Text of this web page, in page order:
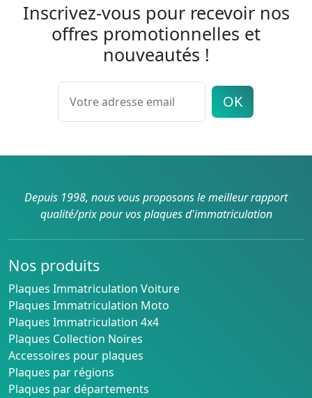
Inscrivez-vous pour recevoir nos
offres promotionnelles et
nouveautés !
OK
Depuis 1998, nous vous proposons le meilleur rapport
qualité/prix pour vos plaques d'immatriculation
Nos produits
Plaques Immatriculation Voiture
Plaques Immatriculation Moto
Plaques Immatriculation 4x4
Plaques Collection Noires
Accessoires pour plaques
Plaques par régions
Plaques par départements